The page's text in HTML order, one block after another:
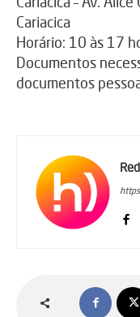
Cariacica
Horário: 10 às 17
Documentos
documentos